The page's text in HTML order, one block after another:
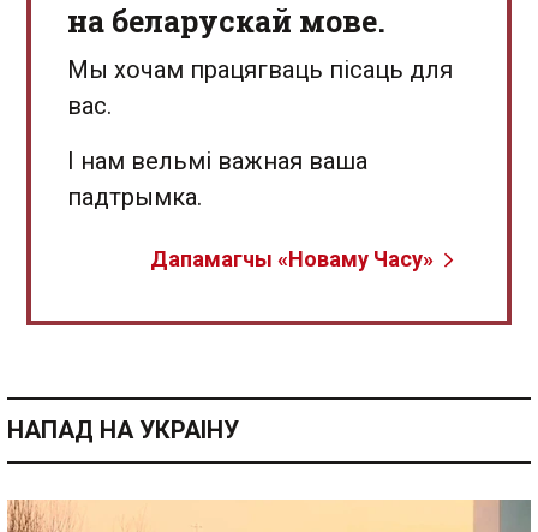
на беларускай мове.
Мы хочам працягваць пісаць для
вас.
І нам вельмі важная ваша
падтрымка.
Дапамагчы «Новаму Часу»
НАПАД НА УКРАІНУ